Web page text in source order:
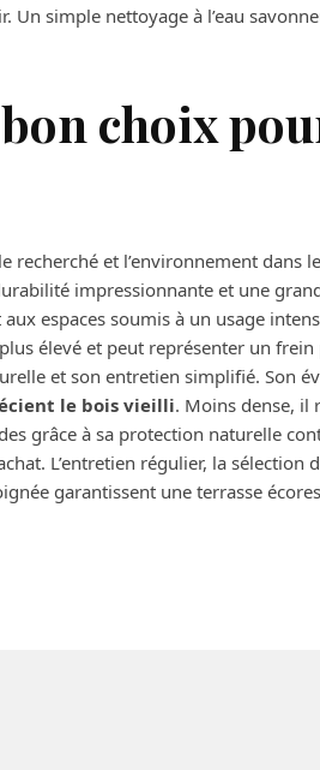
simple nettoyage à l’eau
choix
recherché et l’environnement dans
impressionnante et une
espaces soumis à un usage
élevé et peut représenter un
et son entretien simplifié. Son
le bois vieilli. Moins dense, il
grâce à sa protection naturelle
L’entretien régulier, la sélection
garantissent une terrasse